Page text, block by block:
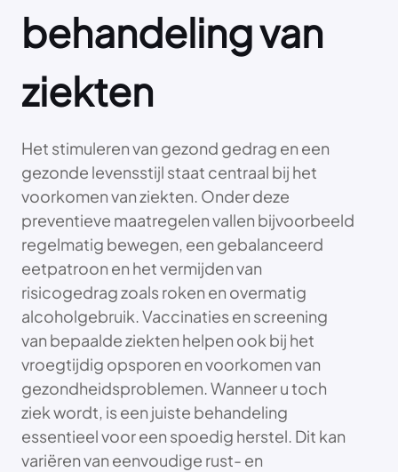
behandeling van
ziekten
Het stimuleren van gezond gedrag en een
gezonde levensstijl staat centraal bij het
voorkomen van ziekten. Onder deze
preventieve maatregelen vallen bijvoorbeeld
regelmatig bewegen, een gebalanceerd
eetpatroon en het vermijden van
risicogedrag zoals roken en overmatig
alcoholgebruik. Vaccinaties en screening
van bepaalde ziekten helpen ook bij het
vroegtijdig opsporen en voorkomen van
gezondheidsproblemen. Wanneer u toch
ziek wordt, is een juiste behandeling
essentieel voor een spoedig herstel. Dit kan
variëren van eenvoudige rust- en